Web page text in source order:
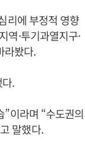
리에 부정적 영향
역·투기과열지구·
라봤다.
.
이라며 “수도권의
말했다.